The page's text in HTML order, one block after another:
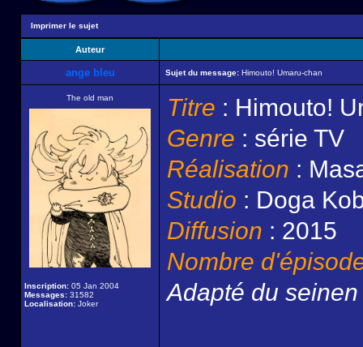
Imprimer le sujet
Auteur
ange bleu Sujet du message: Himouto! Umaru-chan
The old man
Inscription: 05 Jan 2004
Messages: 31582
Localisation: Joker
Titre : Himouto!
Genre : série TV
Réalisation :
Studio : Doga
Diffusion : 2015
Nombre
Adapté du